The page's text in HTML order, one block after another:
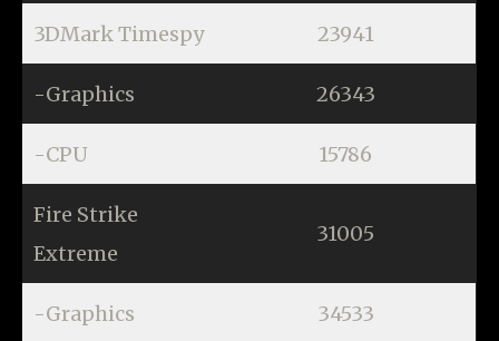
3DMark Timespy 23941
-Graphics 26343
-CPU 15786
Fire Strike
Extreme
31005
-Graphics 34533